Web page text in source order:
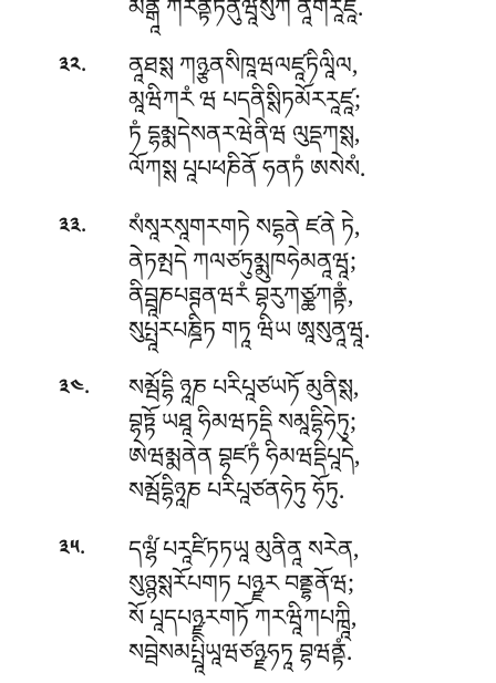
མནྒཱི ཀརོནྟཏནུཝཱསུཀི ནཱགརཱཛཱ.
༣༢. ནཱཐསྶ ཀཉྩནསིཁཱཝལཛཱཏིལཱིལ,
མཱཝིཀརཾ ཝ པདནིསྶིཏམོརརཱཛཱ;
ཏཾ དྷམྨདེསནརཝེནིཝ ལུདྡཀསྶ,
ལོཀསྶ པཱཔཕཎིནོ ཧནཏཾ ཨསེསཾ.
༣༣. སཾསཱརསཱགརགཏེ སདྷནེ ཛནེ ཏེ,
ནེཏམྤདེ ཀལཙཏུམྨུཁཧེམནཱཝཱ;
ནིབྦཱཎཔཊྚནཝརཾ བྷརུཀཙྪཀནྟཾ,
སུཔྤཱརཔཎྜིཏ གཏཱ ཝིཡ ཨཱསུནཱཝཱ.
༣༤. སམྦོདྷི ཉཱཎ པརིཔཱཙཡཏོ མུནིསྶ,
བྷཏྟོ ཡཐཱ ཧིམཝཏདྡི སམཱདྷིཧེཏུ;
ཨེཝམྨནེན བྷཛཏཾ ཧིམཝདྡིཔཱདེ,
སམྦོདྷིཉཱཎ པརིཔཱཙནཧེཏུ ཧོཏུ.
༣༥. དལ༹ྷཾ པརཱཛིཏཏཡཱ མུནིནཱ སརེན,
སུཉྙསྶརོཔགཏ པཉྫར བནྡྷནོཝ;
སོ པཱདཔཉྫརགཏོ ཀརཝཱིཀཔཀྑཱི,
སབྦེསམཔྤཱིཡཱཝཙཉྫཧཏཱ བྷཝནྟཾ.